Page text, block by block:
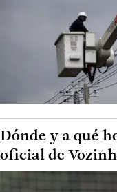
Dónde y a qué
oficial de